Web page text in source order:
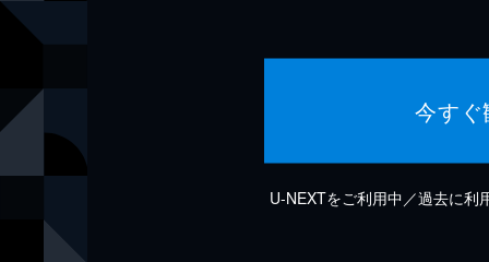
今す
U-NEXTをご利用中／過去に利